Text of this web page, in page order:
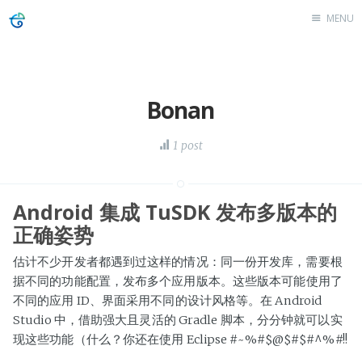
MENU
Bonan
1 post
Android 集成 TuSDK 发布多版本的
正确姿势
估计不少开发者都遇到过这样的情况：同一份开发库，需要根
据不同的功能配置，发布多个应用版本。这些版本可能使用了
不同的应用 ID、界面采用不同的设计风格等。在 Android
Studio 中，借助强大且灵活的 Gradle 脚本，分分钟就可以实
现这些功能（什么？你还在使用 Eclipse #~%#$@$#$#^%#!!